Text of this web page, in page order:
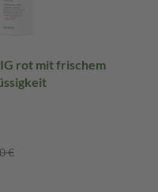
rot mit frischem
€